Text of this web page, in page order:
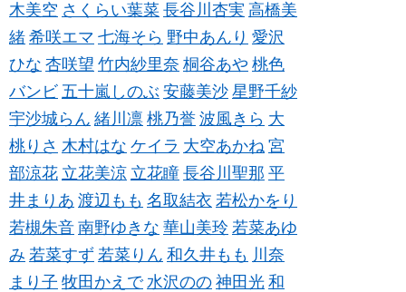
木美空 さくらい葉菜 長谷川杏実 高橋美
緒 希咲エマ 七海そら 野中あんり 愛沢
ひな 杏咲望 竹内紗里奈 桐谷あや 桃色
バンビ 五十嵐しのぶ 安藤美沙 星野千紗
宇沙城らん 緒川凛 桃乃誉 波風きら 大
桃りさ 木村はな ケイラ 大空あかね 宮
部涼花 立花美涼 立花瞳 長谷川聖那 平
井まりあ 渡辺もも 名取結衣 若松かをり
若槻朱音 南野ゆきな 華山美玲 若菜あゆ
み 若菜すず 若菜りん 和久井もも 川奈
まり子 牧田かえで 水沢のの 神田光 和